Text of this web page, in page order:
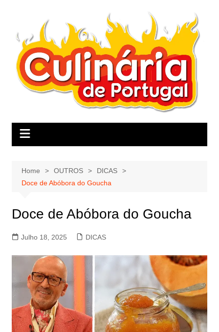
Home OUTROS
DICAS
Doce de Abóbora do Goucha
Doce de Abóbora do Goucha
Julho 18, 2025 DICAS